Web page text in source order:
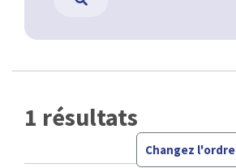
1 résultats
Changez l'ordre